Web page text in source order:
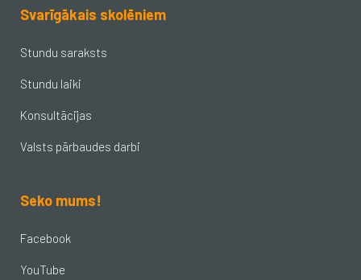
Svarīgākais skolēniem
Stundu saraksts
Stundu laiki
Konsultācijas
Valsts pārbaudes darbi
Seko mums!
Facebook
YouTube